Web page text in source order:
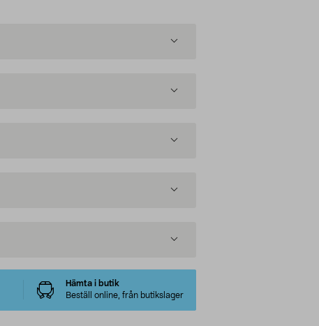
Hämta i butik
Beställ online, från butikslager